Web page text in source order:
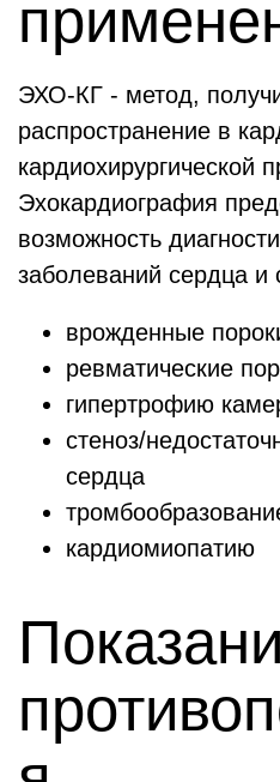
ЭХО-КГ - метод,
распространение в
кардиохирургической
Эхокардиография
возможность
заболеваний сердца и
врожденные
ревматические
гипертрофию
стеноз/
сердца
кардиомиопатию